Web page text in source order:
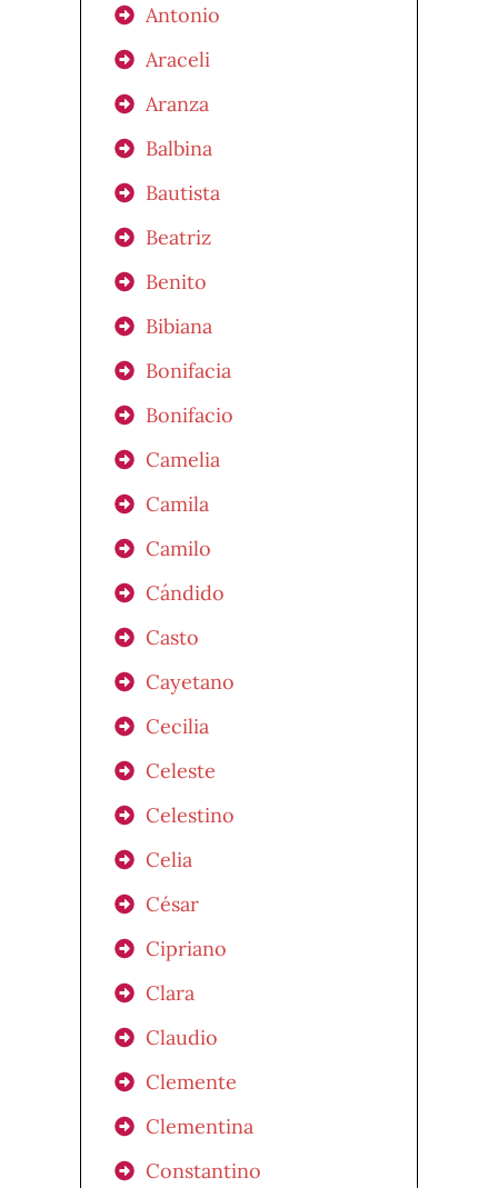
Antonio
Araceli
Aranza
Balbina
Bautista
Beatriz
Benito
Bibiana
Bonifacia
Bonifacio
Camelia
Camila
Camilo
Cándido
Casto
Cayetano
Cecilia
Celeste
Celestino
Celia
César
Cipriano
Clara
Claudio
Clemente
Clementina
Constantino